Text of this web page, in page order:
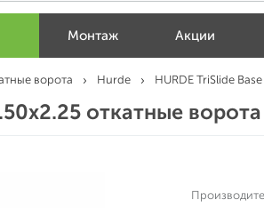
Монтаж Акции
ворота Hurde HURDE TriSlide
откатные ворота